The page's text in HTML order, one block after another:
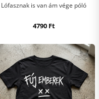
Lófasznak is van ám vége póló
4790 Ft